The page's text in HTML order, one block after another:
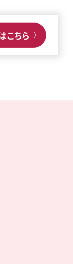
こちら 〉